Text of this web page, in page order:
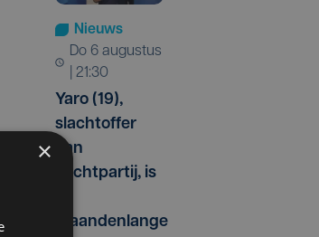
Nieuws
do 6 augustus
| 21:30
Yaro (19),
slachtoffer
van
vechtpartij, is
maandenlange
×